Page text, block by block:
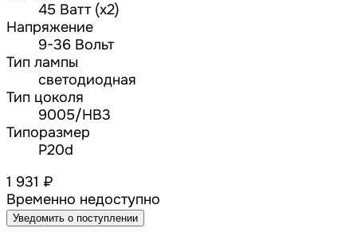
45 Ватт (х2)
Напряжение
9-36 Вольт
Тип лампы
cветодиодная
Тип цоколя
9005/HB3
Типоразмер
P20d
1 931 ₽
Временно недоступно
Уведомить о поступлении